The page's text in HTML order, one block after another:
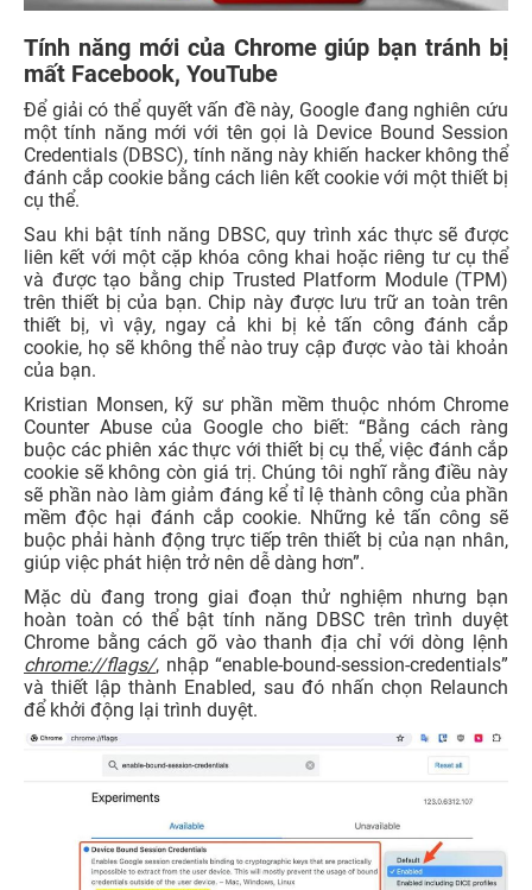
Tính năng mới của Chrome giúp bạn tránh bị
mất Facebook, YouTube
Để giải có thể quyết vấn đề này, Google đang nghiên cứu
một tính năng mới với tên gọi là Device Bound Session
Credentials (DBSC), tính năng này khiến hacker không thể
đánh cắp cookie bằng cách liên kết cookie với một thiết bị
cụ thể.
Sau khi bật tính năng DBSC, quy trình xác thực sẽ được
liên kết với một cặp khóa công khai hoặc riêng tư cụ thể
và được tạo bằng chip Trusted Platform Module (TPM)
trên thiết bị của bạn. Chip này được lưu trữ an toàn trên
thiết bị, vì vậy, ngay cả khi bị kẻ tấn công đánh cắp
cookie, họ sẽ không thể nào truy cập được vào tài khoản
của bạn.
Kristian Monsen, kỹ sư phần mềm thuộc nhóm Chrome
Counter Abuse của Google cho biết: “Bằng cách ràng
buộc các phiên xác thực với thiết bị cụ thể, việc đánh cắp
cookie sẽ không còn giá trị. Chúng tôi nghĩ rằng điều này
sẽ phần nào làm giảm đáng kể tỉ lệ thành công của phần
mềm độc hại đánh cắp cookie. Những kẻ tấn công sẽ
buộc phải hành động trực tiếp trên thiết bị của nạn nhân,
giúp việc phát hiện trở nên dễ dàng hơn”.
Mặc dù đang trong giai đoạn thử nghiệm nhưng bạn
hoàn toàn có thể bật tính năng DBSC trên trình duyệt
Chrome bằng cách gõ vào thanh địa chỉ với dòng lệnh
chrome://flags/, nhập “enable-bound-session-credentials”
và thiết lập thành Enabled, sau đó nhấn chọn Relaunch
để khởi động lại trình duyệt.